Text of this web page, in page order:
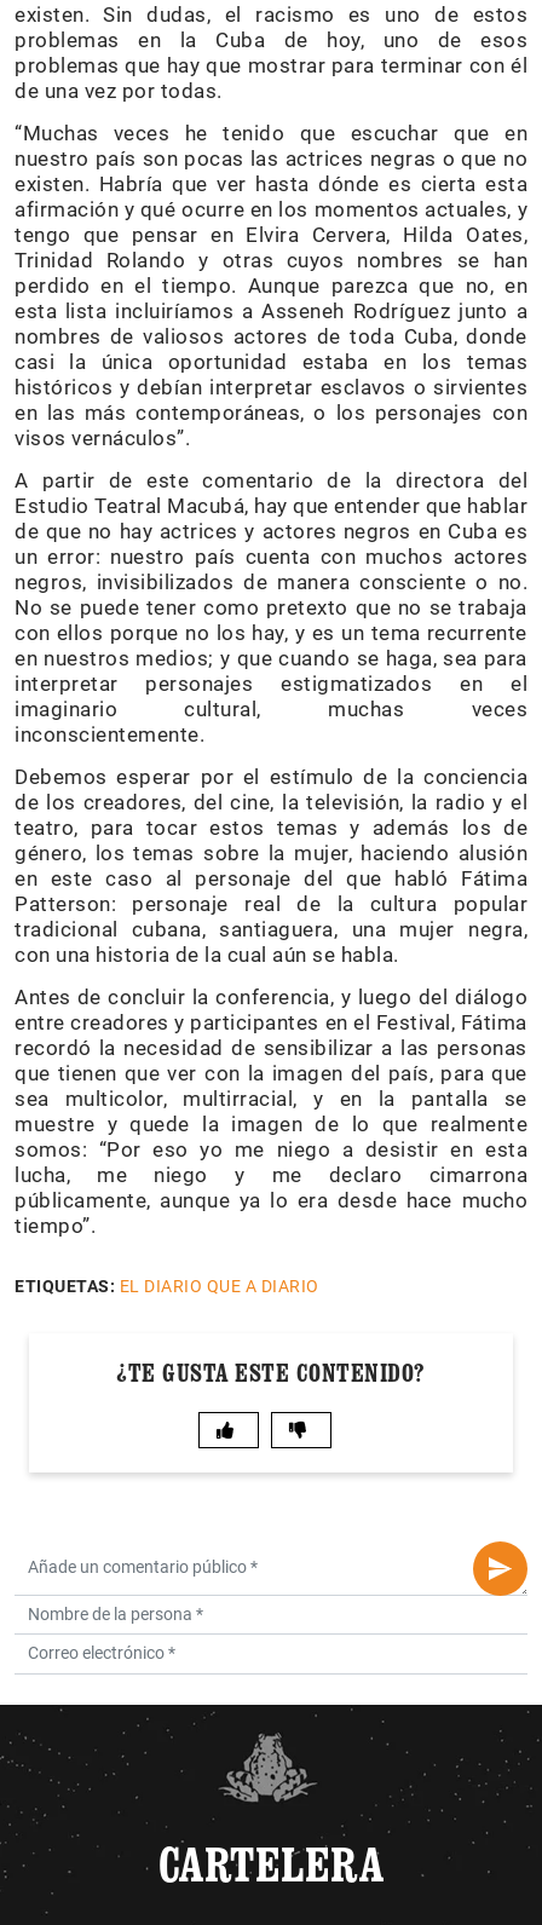
existen. Sin dudas, el racismo es uno de estos
problemas en la Cuba de hoy, uno de esos
problemas que hay que mostrar para terminar con él
de una vez por todas.
“Muchas veces he tenido que escuchar que en
nuestro país son pocas las actrices negras o que no
existen. Habría que ver hasta dónde es cierta esta
afirmación y qué ocurre en los momentos actuales, y
tengo que pensar en Elvira Cervera, Hilda Oates,
Trinidad Rolando y otras cuyos nombres se han
perdido en el tiempo. Aunque parezca que no, en
esta lista incluiríamos a Asseneh Rodríguez junto a
nombres de valiosos actores de toda Cuba, donde
casi la única oportunidad estaba en los temas
históricos y debían interpretar esclavos o sirvientes
en las más contemporáneas, o los personajes con
visos vernáculos”.
A partir de este comentario de la directora del
Estudio Teatral Macubá, hay que entender que hablar
de que no hay actrices y actores negros en Cuba es
un error: nuestro país cuenta con muchos actores
negros, invisibilizados de manera consciente o no.
No se puede tener como pretexto que no se trabaja
con ellos porque no los hay, y es un tema recurrente
en nuestros medios; y que cuando se haga, sea para
interpretar personajes estigmatizados en el
imaginario cultural, muchas veces
inconscientemente.
Debemos esperar por el estímulo de la conciencia
de los creadores, del cine, la televisión, la radio y el
teatro, para tocar estos temas y además los de
género, los temas sobre la mujer, haciendo alusión
en este caso al personaje del que habló Fátima
Patterson: personaje real de la cultura popular
tradicional cubana, santiaguera, una mujer negra,
con una historia de la cual aún se habla.
Antes de concluir la conferencia, y luego del diálogo
entre creadores y participantes en el Festival, Fátima
recordó la necesidad de sensibilizar a las personas
que tienen que ver con la imagen del país, para que
sea multicolor, multirracial, y en la pantalla se
muestre y quede la imagen de lo que realmente
somos: “Por eso yo me niego a desistir en esta
lucha, me niego y me declaro cimarrona
públicamente, aunque ya lo era desde hace mucho
tiempo”.
ETIQUETAS: EL DIARIO QUE A DIARIO
¿TE GUSTA ESTE CONTENIDO?
CARTELERA